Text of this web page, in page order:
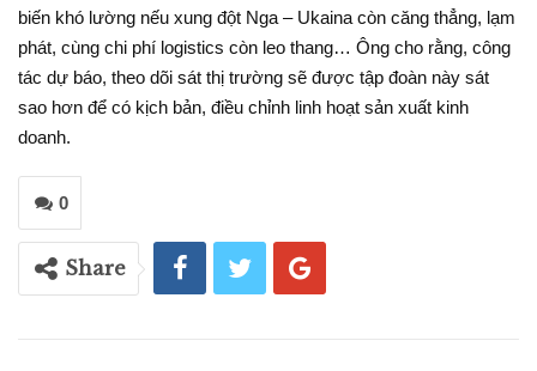
biến khó lường nếu xung đột Nga – Ukaina còn căng thẳng, lạm
phát, cùng chi phí logistics còn leo thang… Ông cho rằng, công
tác dự báo, theo dõi sát thị trường sẽ được tập đoàn này sát
sao hơn để có kịch bản, điều chỉnh linh hoạt sản xuất kinh
doanh.
0
Share